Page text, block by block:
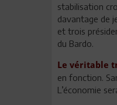
stabilisation
davantage de
et trois
du Bardo.
Le véritable
en fonction.
L’économie